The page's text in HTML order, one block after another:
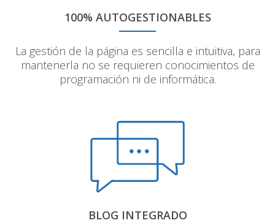
100% AUTOGESTIONABLES
La gestión de la página es sencilla e intuitiva, para
mantenerla no se requieren conocimientos de
programación ni de informática.
BLOG INTEGRADO